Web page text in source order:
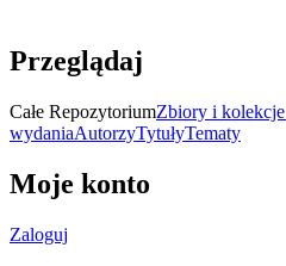
Przeglądaj
Całe RepozytoriumZbiory i kolekcje
wydaniaAutorzyTytułyTematy
Moje konto
Zaloguj